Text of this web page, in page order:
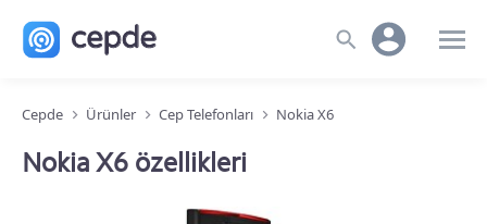
Cepde Ürünler Cep Telefonları Nokia X6
Nokia X6 özellikleri